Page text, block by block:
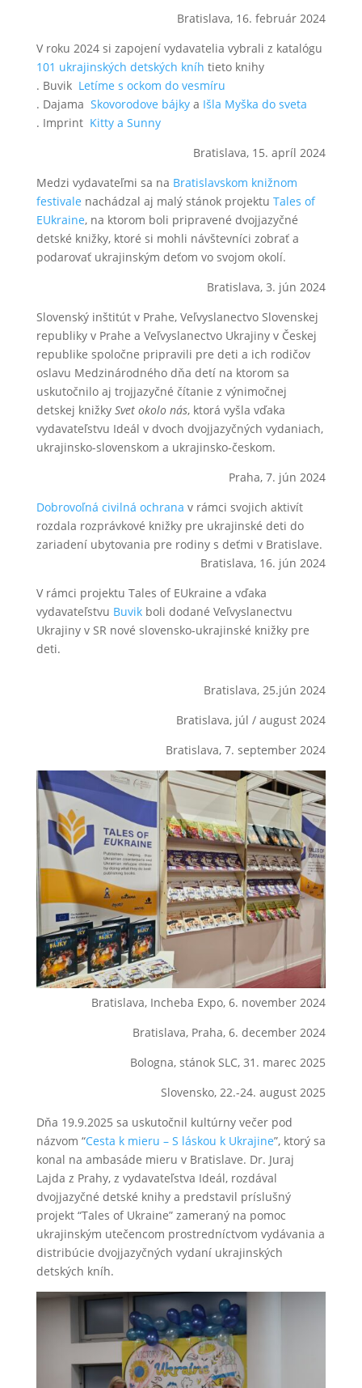
Bratislava, 16. február 2024
V roku 2024 si zapojení vydavatelia vybrali z katalógu
101 ukrajinských detských kníh tieto knihy
. Buvik Letíme s ockom do vesmíru
. Dajama Skovorodove bájkya Išla Myška do sveta
. Imprint Kitty a Sunny
Bratislava, 15. apríl 2024
Medzi vydavateľmi sa na Bratislavskom knižnom
festivale nachádzal aj malý stánok projektu Tales of
EUkraine,na ktorom boli pripravené dvojjazyčné
detské knižky, ktoré si mohli návštevníci zobrať a
podarovať ukrajinským deťom vo svojom okolí.
Bratislava, 3. jún 2024
Slovenský inštitút v Prahe, Veľvyslanectvo Slovenskej
republiky v Prahe a Veľvyslanectvo Ukrajiny v Českej
republike spoločne pripravili pre deti a ich rodičov
oslavu Medzinárodného dňa detí na ktorom sa
uskutočnilo aj trojjazyčné čítanie z výnimočnej
detskej knižky Svet okolo nás, ktorá vyšla vďaka
vydavateľstvu Ideál v dvoch dvojjazyčných vydaniach,
ukrajinsko-slovenskom a ukrajinsko-českom.
Praha, 7. jún 2024
Dobrovoľná civilná ochrana v rámci svojich aktivít
rozdala rozprávkové knižky pre ukrajinské deti do
zariadení ubytovania pre rodiny s deťmi v Bratislave.
Bratislava, 16. jún 2024
V rámci projektu Tales of EUkraine a vďaka
vydavateľstvu Buvikboli dodané Veľvyslanectvu
Ukrajiny v SR nové slovensko-ukrajinské knižky pre
deti.
Bratislava, 25.jún 2024
Bratislava, júl / august 2024
Bratislava, 7. september 2024
Bratislava, Incheba Expo, 6. november 2024
Bratislava, Praha, 6. december 2024
Bologna, stánok SLC, 31. marec 2025
Slovensko, 22.-24. august 2025
Dňa 19.9.2025 sa uskutočnil kultúrny večer pod
názvom “Cesta k mieru – S láskou k Ukrajine”, ktorý sa
konal na ambasáde mieru v Bratislave. Dr. Juraj
Lajda z Prahy, z vydavateľstva Ideál, rozdával
dvojjazyčné detské knihy a predstavil príslušný
projekt “Tales of Ukraine” zameraný na pomoc
ukrajinským utečencom prostredníctvom vydávania a
distribúcie dvojjazyčných vydaní ukrajinských
detských kníh.